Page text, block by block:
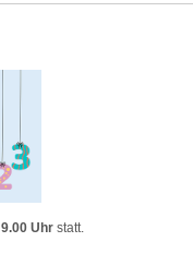
9.00 Uhr statt.